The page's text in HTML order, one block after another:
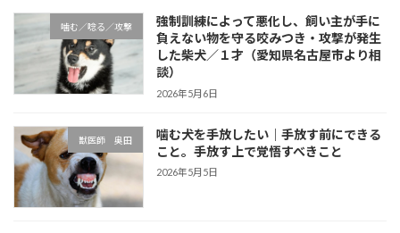
噛む／唸る／攻撃
強制訓練によって悪化し、飼い主が手に
負えない物を守る咬みつき・攻撃が発生
した柴犬／１才（愛知県名古屋市より相
談）
2026年5月6日
獣医師 奥田
噛む犬を手放したい｜手放す前にできる
こと。手放す上で覚悟すべきこと
2026年5月5日